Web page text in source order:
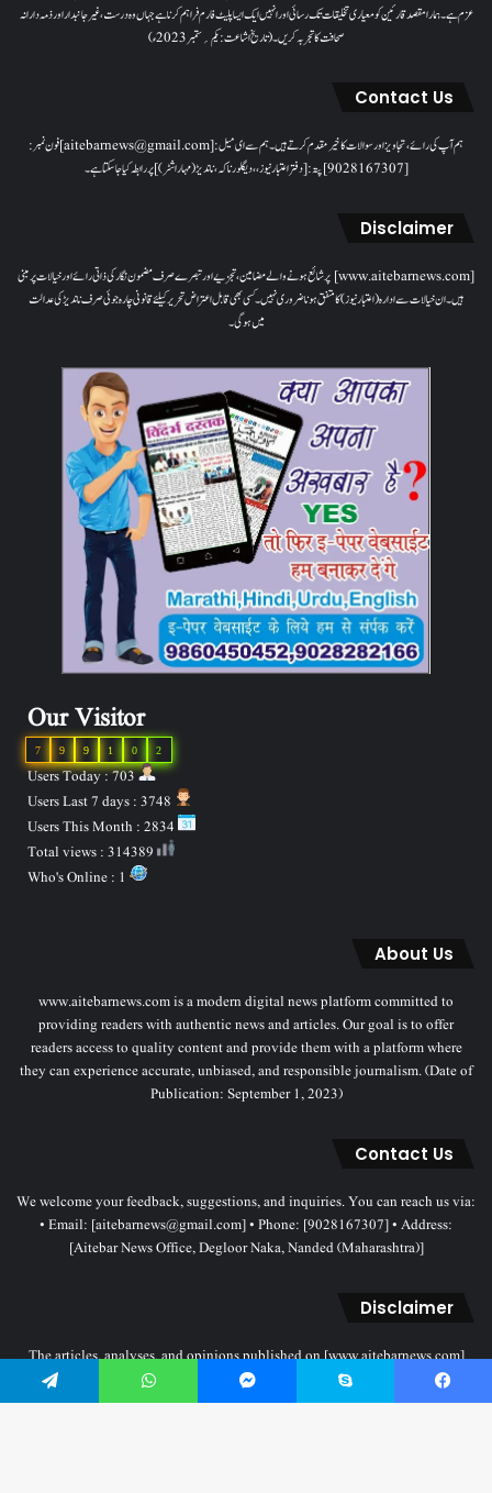
عزم ہے۔ ہمارا مقصدقارئین کو معیاری تخلیقات تک رسائی اور انہیں ایک ایسا پلیٹ فارم فراہم کرنا ہے جہاں وہ درست، غیر جانبدار اور ذمہ دارانہ
صحافت کا تجربہ کریں۔( تاریخ اشاعت : یکم؍ ستمبر 2023ء)
Contact Us
ہم آپ کی رائے، تجاویز اور سوالات کا خیرمقدم کرتے ہیں۔ ہم سےای میل: [aitebarnews@gmail.com]فون نمبر:
[9028167307]پتہ: [دفتر اعتبار نیوز، ، دیگلور ناکہ، ناندیڑ(مہاراشٹر) ] پر رابطہ کیا جاسکتا ہے۔
Disclaimer
[www.aitebarnews.com] پر شائع ہونے والے مضامین، تجزیے اور تبصرے صرف مضمون نگار کی ذاتی رائے اور خیالات پر مبنی
ہیں۔ ان خیالات سے ادارہ (اعتبار نیوز) کا متفق ہونا ضروری نہیں۔ کسی بھی قابل اعتراض تحریر کیلئے قانونی چارہ جوئی صرف ناندیڑ کی عدالت
میں ہوگی۔
Our Visitor
2
0
1
9
9
7
Users Today : 703
About Us
www.aitebarnews.com is a modern digital news platform committed to
providing readers with authentic news and articles. Our goal is to offer
readers access to quality content and provide them with a platform where
they can experience accurate, unbiased, and responsible journalism. (Date of
Publication: September 1, 2023)
Contact Us
We welcome your feedback, suggestions, and inquiries. You can reach us via:
• Email: [aitebarnews@gmail.com] • Phone: [9028167307] • Address:
[Aitebar News Office, Degloor Naka, Nanded (Maharashtra)]
Disclaimer
The articles, analyses, and opinions published on [www.aitebarnews.com]
solely represent the personal views and opinions of the authors. These views
do not necessarily reflect the stance of the Aitebar News management. Any
Facebook
Skype
Messenger
WhatsApp
Telegram